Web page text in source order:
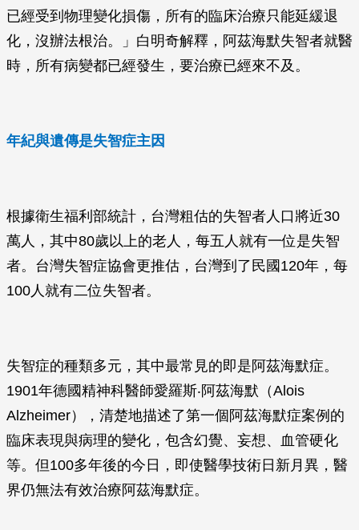
已經受到物理變化損傷，所有的臨床治療只能延緩退
化，沒辦法根治。」白明奇解釋，阿茲海默失智者就醫
時，所有病變都已經發生，要治療已經來不及。
年紀與遺傳是失智症主因
根據衛生福利部統計，台灣粗估的失智者人口將近30
萬人，其中80歲以上的老人，每五人就有一位是失智
者。台灣失智症協會更推估，台灣到了民國120年，每
100人就有二位失智者。
失智症的種類多元，其中最常見的即是阿茲海默症。
1901年德國精神科醫師愛羅斯‧阿茲海默（Alois
Alzheimer），清楚地描述了第一個阿茲海默症案例的
臨床表現與病理的變化，包含幻覺、妄想、血管硬化
等。但100多年後的今日，即使醫學技術日新月異，醫
界仍無法有效治療阿茲海默症。